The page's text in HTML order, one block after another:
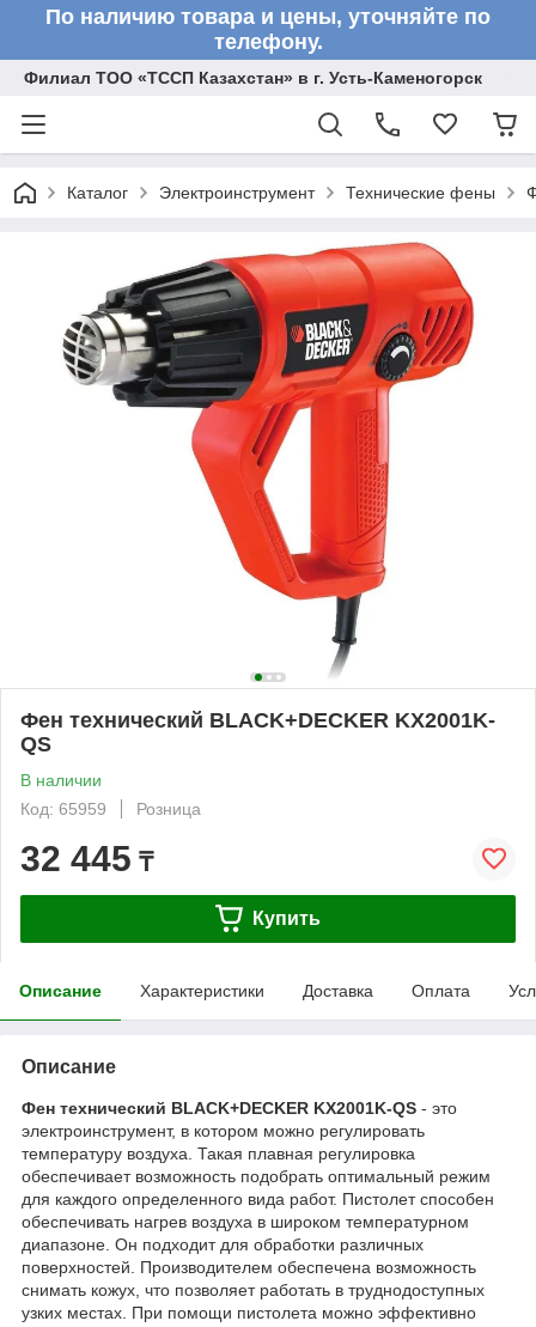
По наличию товара и цены, уточняйте по
телефону.
Филиал ТОО «ТССП Казахстан» в г. Усть-Каменогорск
Каталог Электроинструмент Технические фены
Фен технический BLACK+DECKER KX2001K-
QS
В наличии
Код: 65959
Розница
32 445 ₸
Купить
Описание Характеристики Доставка Оплата
Описание
Фен технический BLACK+DECKER KX2001K-QS - это
электроинструмент, в котором можно регулировать
температуру воздуха. Такая плавная регулировка
обеспечивает возможность подобрать оптимальный режим
для каждого определенного вида работ. Пистолет способен
обеспечивать нагрев воздуха в широком температурном
диапазоне. Он подходит для обработки различных
поверхностей. Производителем обеспечена возможность
снимать кожух, что позволяет работать в труднодоступных
узких местах. При помощи пистолета можно эффективно